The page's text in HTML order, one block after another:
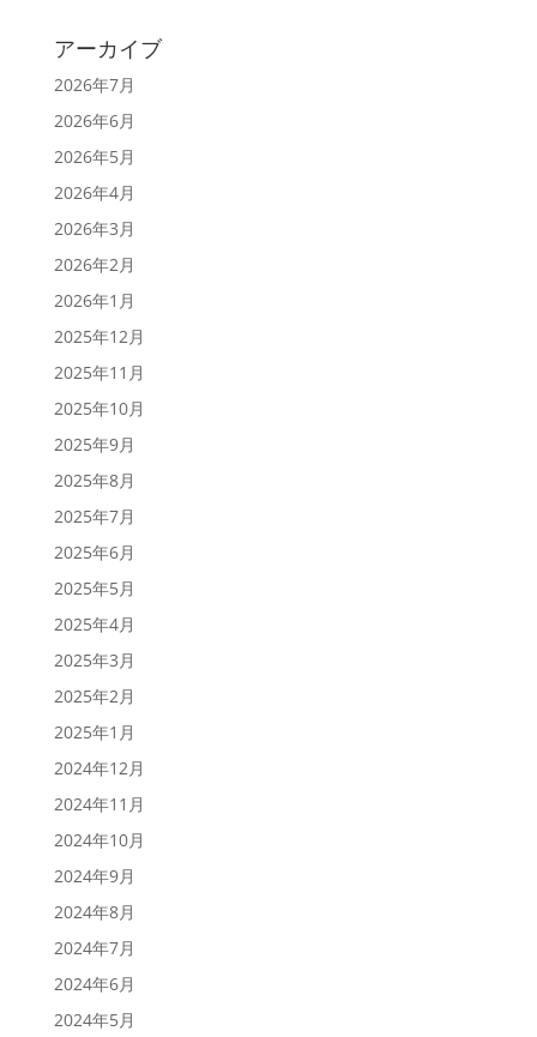
アーカイブ
2026年7月
2026年6月
2026年5月
2026年4月
2026年3月
2026年2月
2026年1月
2025年12月
2025年11月
2025年10月
2025年9月
2025年8月
2025年7月
2025年6月
2025年5月
2025年4月
2025年3月
2025年2月
2025年1月
2024年12月
2024年11月
2024年10月
2024年9月
2024年8月
2024年7月
2024年6月
2024年5月